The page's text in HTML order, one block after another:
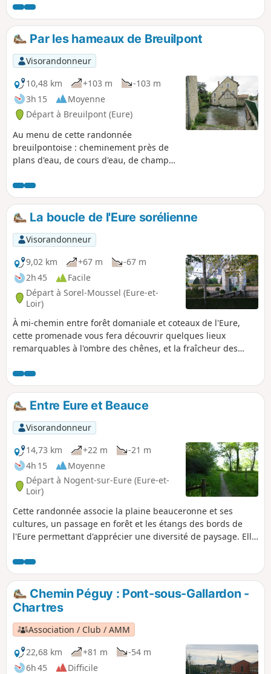
cathédrale ! Cette balade intra-muros emprunte les petites
rues de la basse ville de Chartres en longeant l'Eure à la
découverte du patrimoine bâti bien restauré. Dans la ville
haute, la cathédrale domine et impose la richesse de son
style.
Par les hameaux de Breuilpont
Visorandonneur
10,48 km
+103 m
-103 m
3h 15
Moyenne
Départ à Breuilpont (Eure)
Au menu de cette randonnée
breuilpontoise : cheminement près de
plans d'eau, de cours d'eau, de champs,
patrimoine local.
La boucle de l'Eure sorélienne
Visorandonneur
9,02 km
+67 m
-67 m
2h 45
Facile
Départ à Sorel-Moussel (Eure-et-
Loir)
À mi-chemin entre forêt domaniale et coteaux de l'Eure,
cette promenade vous fera découvrir quelques lieux
remarquables à l'ombre des chênes, et la fraîcheur des
Sorel, pour ensuite cheminer sur l'ancienne voie ferrée (voie
verte) vers Marcilly-sur-Eure.
Entre Eure et Beauce
Visorandonneur
14,73 km
+22 m
-21 m
4h 15
Moyenne
Départ à Nogent-sur-Eure (Eure-et-
Loir)
Cette randonnée associe la plaine beauceronne et ses
cultures, un passage en forêt et les étangs des bords de
l'Eure permettant d'apprécier une diversité de paysage. Elle
Chemin Péguy : Pont-sous-Gallardon -
Chartres
Association / Club / AMM
22,68 km
+81 m
-54 m
6h 45
Difficile